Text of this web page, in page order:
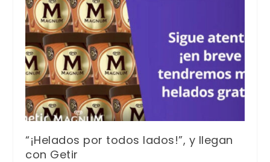
“¡Helados por todos lados!”, y llegan
con Getir